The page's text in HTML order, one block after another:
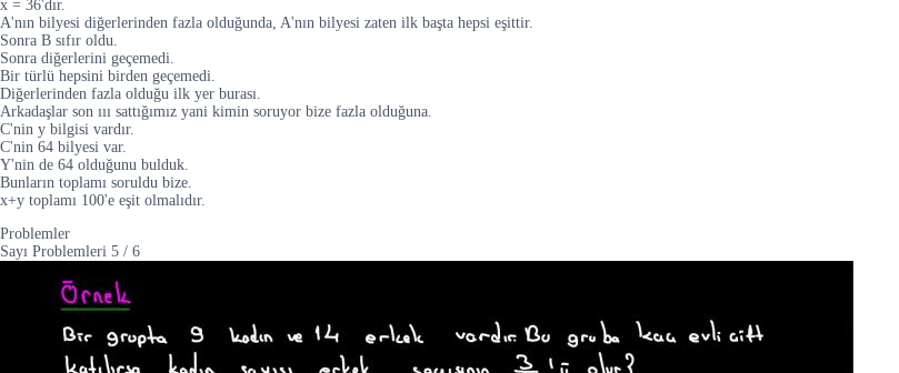
x = 36'dır.
A'nın bilyesi diğerlerinden fazla olduğunda, A'nın bilyesi zaten ilk başta hepsi eşittir.
Sonra B sıfır oldu.
Sonra diğerlerini geçemedi.
Bir türlü hepsini birden geçemedi.
Diğerlerinden fazla olduğu ilk yer burası.
Arkadaşlar son ııı sattığımız yani kimin soruyor bize fazla olduğuna.
C'nin y bilgisi vardır.
C'nin 64 bilyesi var.
Y'nin de 64 olduğunu bulduk.
Bunların toplamı soruldu bize.
x+y toplamı 100'e eşit olmalıdır.
Problemler
Sayı Problemleri 5 / 6